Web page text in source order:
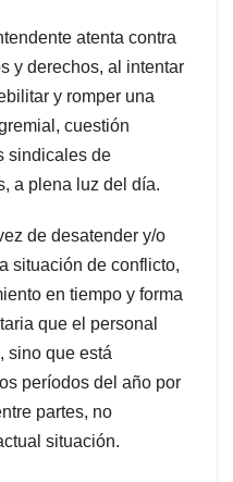
atenta contra
y derechos, al intentar
y romper una
cuestión
sindicales de
a plena luz del día.
de desatender y/o
situación de conflicto,
en tiempo y forma
que el personal
sino que está
períodos del año por
partes, no
situación.